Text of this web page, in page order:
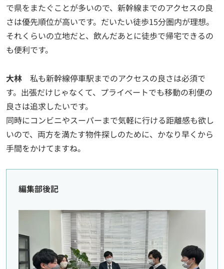
で県をまたぐことが多いので、新幹線までのアクセスの良
さは優先順位が高いです。だいたい徒歩15分圏内が理想。
それくらいの立地だと、飲んだあとに徒歩で帰宅できるの
も便利です。
大林 私も新幹線停車駅までのアクセスの良さは必須で
す。出張だけじゃなくて、プライベートでも移動の利便の
良さは追求したいです。
同時にコンビニやスーパーまで気軽に行ける距離感も欲し
いので、両方を満たす物件探しのために、かなり早くから
手間をかけてますね。
編集部後記